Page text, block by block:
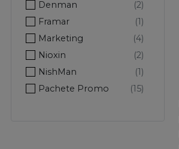
Denman
Framar
Marketing
Nioxin
NishMan
Pachete Promo